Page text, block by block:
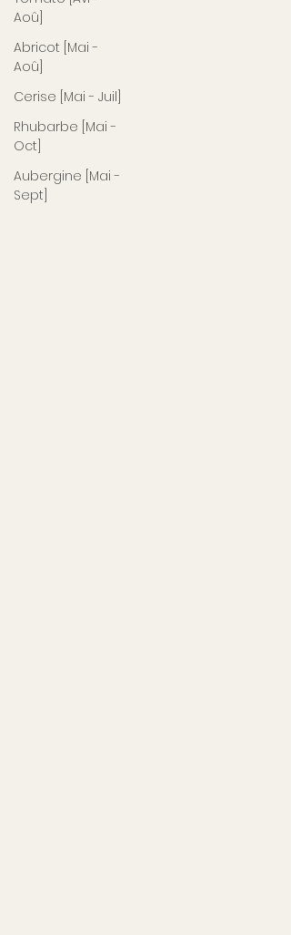
Aoû]
Abricot [Mai -
Aoû]
Cerise [Mai - Juil]
Rhubarbe [Mai -
Oct]
Aubergine [Mai -
Sept]